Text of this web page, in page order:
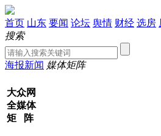
首页 山东 要闻 论坛 舆情 财经 选房
搜索
海报新闻 媒体矩阵
大众网
全媒体
矩 阵